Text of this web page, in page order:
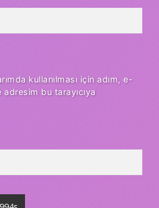
kullanılması için adım, e-
bu tarayıcıya